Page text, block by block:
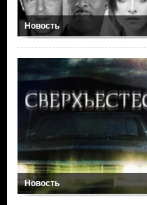
Новость
Новость